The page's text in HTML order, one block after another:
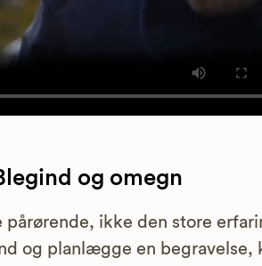
og omegn
pårørende, ikke den store
og planlægge en begravelse,